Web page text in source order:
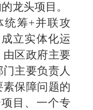
龙头项目。
筹+并联攻
立实体化运
区政府主要
主要负责人
保障问题的
目、一个专